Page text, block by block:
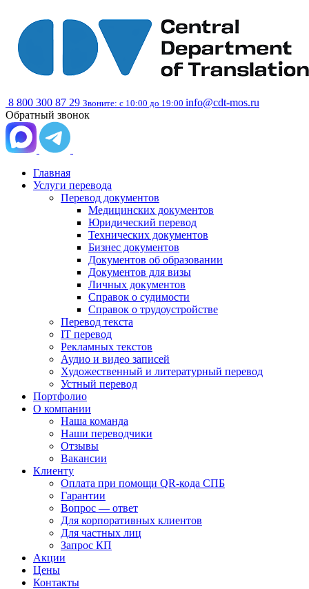
8 800 300 87 29 Звоните: с 10:00 до 19:00 info@cdt-mos.ru
Обратный звонок
Главная
Услуги перевода
Перевод документов
Медицинских документов
Юридический перевод
Технических документов
Бизнес документов
Документов об образовании
Документов для визы
Личных документов
Справок о судимости
Справок о трудоустройстве
Перевод текста
IT перевод
Рекламных текстов
Аудио и видео записей
Художественный и литературный перевод
Устный перевод
Портфолио
О компании
Наша команда
Наши переводчики
Отзывы
Вакансии
Клиенту
Оплата при помощи QR-кода СПБ
Гарантии
Вопрос — ответ
Для корпоративных клиентов
Для частных лиц
Запрос КП
Акции
Цены
Контакты